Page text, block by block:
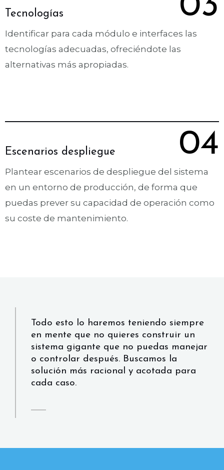
Tecnologías
Identificar para cada módulo e interfaces las
tecnologías adecuadas, ofreciéndote las
alternativas más apropiadas.
04
Escenarios despliegue
Plantear escenarios de despliegue del sistema
en un entorno de producción, de forma que
puedas prever su capacidad de operación como
su coste de mantenimiento.
Todo esto lo haremos teniendo siempre
en mente que no quieres construir un
sistema gigante que no puedas manejar
o controlar después. Buscamos la
solución más racional y acotada para
cada caso.